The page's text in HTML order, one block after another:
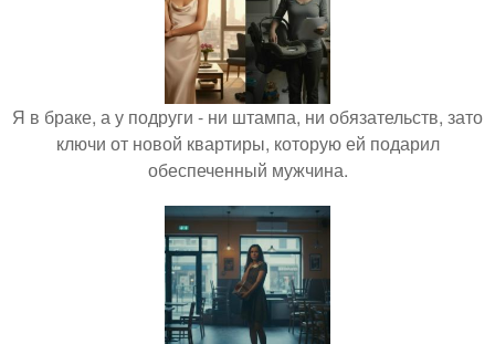
Я в браке, а у подруги - ни штампа, ни обязательств, зато
ключи от новой квартиры, которую ей подарил
обеспеченный мужчина.